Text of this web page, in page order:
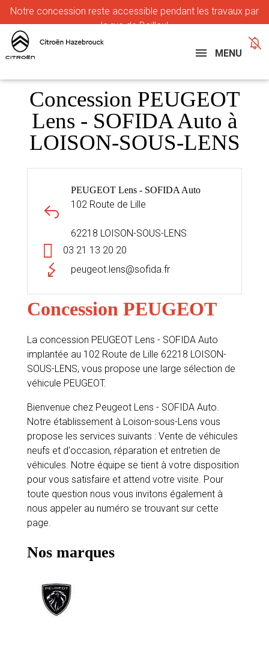
Notre concession reste accessible pendant les travaux par
la rue de Bailleul
MENU
Concession PEUGEOT
Lens - SOFIDA Auto à
LOISON-SOUS-LENS
PEUGEOT Lens - SOFIDA Auto
102 Route de Lille
62218 LOISON-SOUS-LENS
03 21 13 20 20
peugeot.lens@sofida.fr
Concession PEUGEOT
La concession PEUGEOT Lens - SOFIDA Auto
implantée au 102 Route de Lille 62218 LOISON-
SOUS-LENS, vous propose une large sélection de
véhicule PEUGEOT.
Bienvenue chez Peugeot Lens - SOFIDA Auto.
Notre établissement à Loison-sous-Lens vous
propose les services suivants : Vente de véhicules
neufs et d'occasion, réparation et entretien de
véhicules. Notre équipe se tient à votre disposition
pour vous satisfaire et attend votre visite. Pour
toute question nous vous invitons également à
nous appeler au numéro se trouvant sur cette
page.
Nos marques